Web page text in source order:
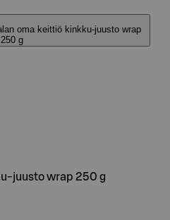
oma keittiö kinkku-juusto wrap
250 g
juusto wrap 250 g